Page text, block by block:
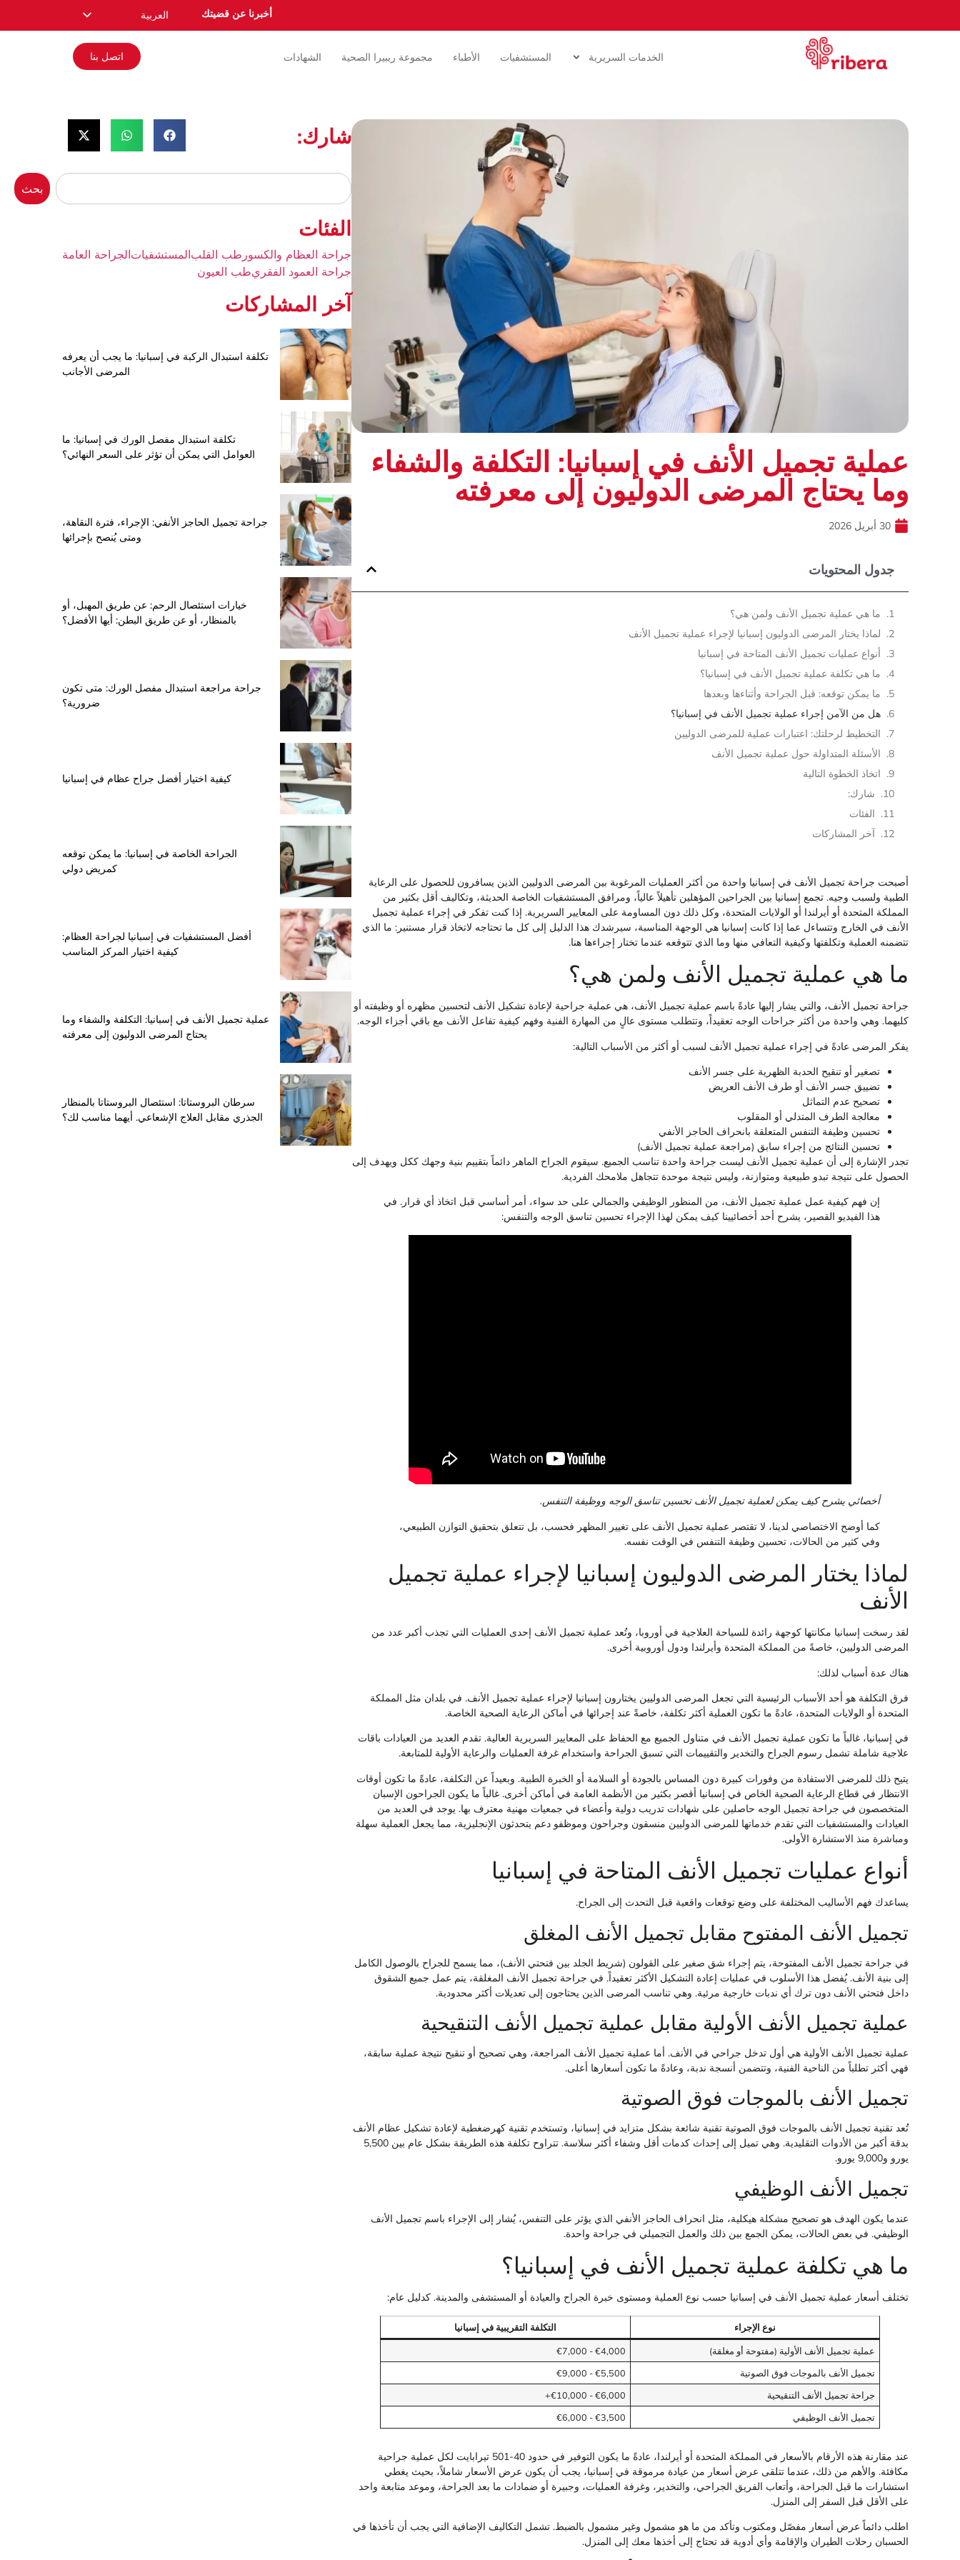
أخبرنا عن قضيتك العربية
English
Español
Română
Norsk
الخدمات السريرية المستشفيات الأطباء مجموعة ريبيرا الصحية الشهادات اتصل بنا
عملية تجميل الأنف في إسبانيا: التكلفة والشفاء
وما يحتاج المرضى الدوليون إلى معرفته
30 أبريل 2026
جدول المحتويات
ما هي عملية تجميل الأنف ولمن هي؟
لماذا يختار المرضى الدوليون إسبانيا لإجراء عملية تجميل الأنف
أنواع عمليات تجميل الأنف المتاحة في إسبانيا
ما هي تكلفة عملية تجميل الأنف في إسبانيا؟
ما يمكن توقعه: قبل الجراحة وأثناءها وبعدها
هل من الآمن إجراء عملية تجميل الأنف في إسبانيا؟
التخطيط لرحلتك: اعتبارات عملية للمرضى الدوليين
الأسئلة المتداولة حول عملية تجميل الأنف
اتخاذ الخطوة التالية
شارك:
الفئات
آخر المشاركات
أصبحت جراحة تجميل الأنف في إسبانيا واحدة من أكثر العمليات المرغوبة بين المرضى الدوليين الذين يسافرون للحصول على الرعاية
الطبية ولسبب وجيه. تجمع إسبانيا بين الجراحين المؤهلين تأهيلاً عالياً، ومرافق المستشفيات الخاصة الحديثة، وتكاليف أقل بكثير من
المملكة المتحدة أو أيرلندا أو الولايات المتحدة، وكل ذلك دون المساومة على المعايير السريرية. إذا كنت تفكر في إجراء عملية تجميل
الأنف في الخارج وتتساءل عما إذا كانت إسبانيا هي الوجهة المناسبة، سيرشدك هذا الدليل إلى كل ما تحتاجه لاتخاذ قرار مستنير: ما الذي
تتضمنه العملية وتكلفتها وكيفية التعافي منها وما الذي تتوقعه عندما تختار إجراءها هنا.
ما هي عملية تجميل الأنف ولمن هي؟
جراحة تجميل الأنف، والتي يشار إليها عادةً باسم عملية تجميل الأنف، هي عملية جراحية لإعادة تشكيل الأنف لتحسين مظهره أو وظيفته أو
كليهما. وهي واحدة من أكثر جراحات الوجه تعقيداً، وتتطلب مستوى عالٍ من المهارة الفنية وفهم كيفية تفاعل الأنف مع باقي أجزاء الوجه.
يفكر المرضى عادةً في إجراء عملية تجميل الأنف لسبب أو أكثر من الأسباب التالية:
تصغير أو تنقيح الحدبة الظهرية على جسر الأنف
تضييق جسر الأنف أو طرف الأنف العريض
تصحيح عدم التماثل
معالجة الطرف المتدلي أو المقلوب
تحسين وظيفة التنفس المتعلقة بانحراف الحاجز الأنفي
تحسين النتائج من إجراء سابق (مراجعة عملية تجميل الأنف)
تجدر الإشارة إلى أن عملية تجميل الأنف ليست جراحة واحدة تناسب الجميع. سيقوم الجراح الماهر دائماً بتقييم بنية وجهك ككل ويهدف إلى
الحصول على نتيجة تبدو طبيعية ومتوازنة، وليس نتيجة موحدة تتجاهل ملامحك الفردية.
إن فهم كيفية عمل عملية تجميل الأنف، من المنظور الوظيفي والجمالي على حد سواء، أمر أساسي قبل اتخاذ أي قرار. في
هذا الفيديو القصير، يشرح أحد أخصائيينا كيف يمكن لهذا الإجراء تحسين تناسق الوجه والتنفس:
أخصائي يشرح كيف يمكن لعملية تجميل الأنف تحسين تناسق الوجه ووظيفة التنفس.
كما أوضح الاختصاصي لدينا، لا تقتصر عملية تجميل الأنف على تغيير المظهر فحسب، بل تتعلق بتحقيق التوازن الطبيعي،
وفي كثير من الحالات، تحسين وظيفة التنفس في الوقت نفسه.
لماذا يختار المرضى الدوليون إسبانيا لإجراء عملية تجميل
الأنف
لقد رسخت إسبانيا مكانتها كوجهة رائدة للسياحة العلاجية في أوروبا، وتُعد عملية تجميل الأنف إحدى العمليات التي تجذب أكبر عدد من
المرضى الدوليين، خاصةً من المملكة المتحدة وأيرلندا ودول أوروبية أخرى.
هناك عدة أسباب لذلك:
فرق التكلفة هو أحد الأسباب الرئيسية التي تجعل المرضى الدوليين يختارون إسبانيا لإجراء عملية تجميل الأنف. في بلدان مثل المملكة
المتحدة أو الولايات المتحدة، عادةً ما تكون العملية أكثر تكلفة، خاصةً عند إجرائها في أماكن الرعاية الصحية الخاصة.
في إسبانيا، غالباً ما تكون عملية تجميل الأنف في متناول الجميع مع الحفاظ على المعايير السريرية العالية. تقدم العديد من العيادات باقات
علاجية شاملة تشمل رسوم الجراح والتخدير والتقييمات التي تسبق الجراحة واستخدام غرفة العمليات والرعاية الأولية للمتابعة.
يتيح ذلك للمرضى الاستفادة من وفورات كبيرة دون المساس بالجودة أو السلامة أو الخبرة الطبية. وبعيداً عن التكلفة، عادةً ما تكون أوقات
الانتظار في قطاع الرعاية الصحية الخاص في إسبانيا أقصر بكثير من الأنظمة العامة في أماكن أخرى. غالباً ما يكون الجراحون الإسبان
المتخصصون في جراحة تجميل الوجه حاصلين على شهادات تدريب دولية وأعضاء في جمعيات مهنية معترف بها. يوجد في العديد من
العيادات والمستشفيات التي تقدم خدماتها للمرضى الدوليين منسقون وجراحون وموظفو دعم يتحدثون الإنجليزية، مما يجعل العملية سهلة
ومباشرة منذ الاستشارة الأولى.
أنواع عمليات تجميل الأنف المتاحة في إسبانيا
يساعدك فهم الأساليب المختلفة على وضع توقعات واقعية قبل التحدث إلى الجراح.
تجميل الأنف المفتوح مقابل تجميل الأنف المغلق
في جراحة تجميل الأنف المفتوحة، يتم إجراء شق صغير على القولون (شريط الجلد بين فتحتي الأنف)، مما يسمح للجراح بالوصول الكامل
إلى بنية الأنف. يُفضل هذا الأسلوب في عمليات إعادة التشكيل الأكثر تعقيداً. في جراحة تجميل الأنف المغلقة، يتم عمل جميع الشقوق
داخل فتحتي الأنف دون ترك أي ندبات خارجية مرئية. وهي تناسب المرضى الذين يحتاجون إلى تعديلات أكثر محدودية.
عملية تجميل الأنف الأولية مقابل عملية تجميل الأنف التنقيحية
عملية تجميل الأنف الأولية هي أول تدخل جراحي في الأنف. أما عملية تجميل الأنف المراجعة، وهي تصحيح أو تنقيح نتيجة عملية سابقة،
فهي أكثر تطلباً من الناحية الفنية، وتتضمن أنسجة ندبة، وعادةً ما تكون أسعارها أعلى.
تجميل الأنف بالموجات فوق الصوتية
تُعد تقنية تجميل الأنف بالموجات فوق الصوتية تقنية شائعة بشكل متزايد في إسبانيا، وتستخدم تقنية كهرضغطية لإعادة تشكيل عظام الأنف
بدقة أكبر من الأدوات التقليدية. وهي تميل إلى إحداث كدمات أقل وشفاء أكثر سلاسة. تتراوح تكلفة هذه الطريقة بشكل عام بين 5,500
يورو و9,000 يورو.
تجميل الأنف الوظيفي
عندما يكون الهدف هو تصحيح مشكلة هيكلية، مثل انحراف الحاجز الأنفي الذي يؤثر على التنفس، يُشار إلى الإجراء باسم تجميل الأنف
الوظيفي. في بعض الحالات، يمكن الجمع بين ذلك والعمل التجميلي في جراحة واحدة.
ما هي تكلفة عملية تجميل الأنف في إسبانيا؟
تختلف أسعار عملية تجميل الأنف في إسبانيا حسب نوع العملية ومستوى خبرة الجراح والعيادة أو المستشفى والمدينة. كدليل عام:
نوع الإجراء التكلفة التقريبية في إسبانيا
عملية تجميل الأنف الأولية (مفتوحة أو مغلقة)
€4,000 - €7,000
تجميل الأنف بالموجات فوق الصوتية
€5,500 - €9,000
جراحة تجميل الأنف التنقيحية
€6,000 - €10,000+
تجميل الأنف الوظيفي
€3,500 - €6,000
عند مقارنة هذه الأرقام بالأسعار في المملكة المتحدة أو أيرلندا، عادةً ما يكون التوفير في حدود 40-501 تيرابايت لكل عملية جراحية
مكافئة. والأهم من ذلك، عندما تتلقى عرض أسعار من عيادة مرموقة في إسبانيا، يجب أن يكون عرض الأسعار شاملاً، بحيث يغطي
استشارات ما قبل الجراحة، وأتعاب الفريق الجراحي، والتخدير، وغرفة العمليات، وجبيرة أو ضمادات ما بعد الجراحة، وموعد متابعة واحد
على الأقل قبل السفر إلى المنزل.
اطلب دائماً عرض أسعار مفصّل ومكتوب وتأكد من ما هو مشمول وغير مشمول بالضبط. تشمل التكاليف الإضافية التي يجب أن تأخذها في
الحسبان رحلات الطيران والإقامة وأي أدوية قد تحتاج إلى أخذها معك إلى المنزل.
شارك:
بحث
الفئات
جراحة العظام والكسور طب القلبالمستشفياتالجراحة العامة
جراحة العمود الفقريطب العيون
آخر المشاركات
تكلفة استبدال الركبة في إسبانيا: ما يجب أن يعرفه
المرضى الأجانب
تكلفة استبدال مفصل الورك في إسبانيا: ما
العوامل التي يمكن أن تؤثر على السعر النهائي؟
جراحة تجميل الحاجز الأنفي: الإجراء، فترة النقاهة،
ومتى يُنصح بإجرائها
خيارات استئصال الرحم: عن طريق المهبل، أو
بالمنظار، أو عن طريق البطن: أيها الأفضل؟
جراحة مراجعة استبدال مفصل الورك: متى تكون
ضرورية؟
كيفية اختيار أفضل جراح عظام في إسبانيا
الجراحة الخاصة في إسبانيا: ما يمكن توقعه
كمريض دولي
أفضل المستشفيات في إسبانيا لجراحة العظام:
كيفية اختيار المركز المناسب
عملية تجميل الأنف في إسبانيا: التكلفة والشفاء وما
يحتاج المرضى الدوليون إلى معرفته
سرطان البروستاتا: استئصال البروستاتا بالمنظار
الجذري مقابل العلاج الإشعاعي. أيهما مناسب لك؟